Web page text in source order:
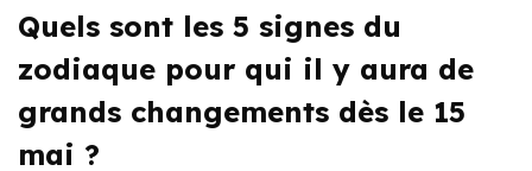
Quels sont les 5 signes du
zodiaque pour qui il y aura de
grands changements dès le 15
mai ?